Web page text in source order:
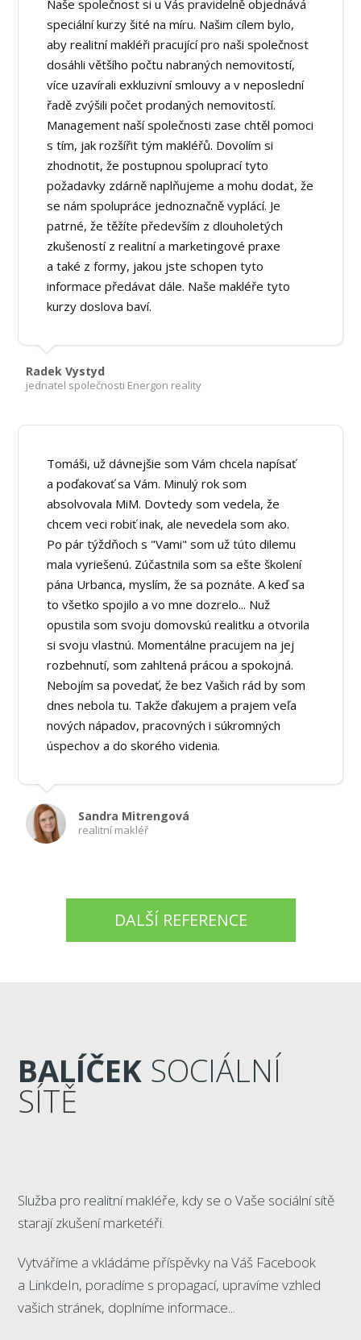
Naše společnost si u Vás pravidelně objednává
speciální kurzy šité na míru. Našim cílem bylo,
aby realitní makléři pracující pro naši společnost
dosáhli většího počtu nabraných nemovitostí,
více uzavírali exkluzivní smlouvy a v neposlední
řadě zvýšili počet prodaných nemovitostí.
Management naší společnosti zase chtěl pomoci
s tím, jak rozšířit tým makléřů. Dovolím si
zhodnotit, že postupnou spoluprací tyto
požadavky zdárně naplňujeme a mohu dodat, že
se nám spolupráce jednoznačně vyplácí. Je
patrné, že těžíte především z dlouholetých
zkušeností z realitní a marketingové praxe
a také z formy, jakou jste schopen tyto
informace předávat dále. Naše makléře tyto
kurzy doslova baví.
Radek Vystyd
jednatel společnosti Energon reality
Tomáši, už dávnejšie som Vám chcela napísať
a poďakovať sa Vám. Minulý rok som
absolvovala MiM. Dovtedy som vedela, že
chcem veci robiť inak, ale nevedela som ako.
Po pár týždňoch s "Vami" som už túto dilemu
mala vyriešenú. Zúčastnila som sa ešte školení
pána Urbanca, myslím, že sa poznáte. A keď sa
to všetko spojilo a vo mne dozrelo... Nuž
opustila som svoju domovskú realitku a otvorila
si svoju vlastnú. Momentálne pracujem na jej
rozbehnutí, som zahltená prácou a spokojná.
Nebojím sa povedať, že bez Vašich rád by som
dnes nebola tu. Takže ďakujem a prajem veľa
nových nápadov, pracovných i súkromných
úspechov a do skorého videnia.
Sandra Mitrengová
realitní makléř
DALŠÍ REFERENCE
BALÍČEK SOCIÁLNÍ
SÍTĚ
Služba pro realitní makléře, kdy se o Vaše sociální sítě
starají zkušení marketéři.
Vytváříme a vkládáme příspěvky na Váš Facebook
a LinkdeIn, poradíme s propagací, upravíme vzhled
vašich stránek, doplníme informace...